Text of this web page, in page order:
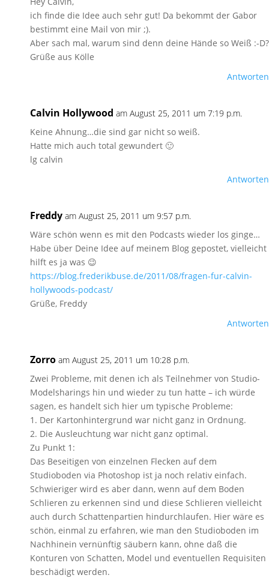
ich finde die Idee auch sehr gut! Da bekommt der Gabor
bestimmt eine Mail von mir ;).
Aber sach mal, warum sind denn deine Hände so Weiß :-D?
Grüße aus Kölle
Antworten
Calvin Hollywood am August 25, 2011 um 7:19 p.m.
Keine Ahnung…die sind gar nicht so weiß.
Hatte mich auch total gewundert 🙂
lg calvin
Antworten
Freddy am August 25, 2011 um 9:57 p.m.
Wäre schön wenn es mit den Podcasts wieder los ginge…
Habe über Deine Idee auf meinem Blog gepostet, vielleicht
hilft es ja was 😉
https://blog.frederikbuse.de/2011/08/fragen-fur-calvin-
hollywoods-podcast/
Grüße, Freddy
Antworten
Zorro am August 25, 2011 um 10:28 p.m.
Zwei Probleme, mit denen ich als Teilnehmer von Studio-
Modelsharings hin und wieder zu tun hatte – ich würde
sagen, es handelt sich hier um typische Probleme:
1. Der Kartonhintergrund war nicht ganz in Ordnung.
2. Die Ausleuchtung war nicht ganz optimal.
Zu Punkt 1:
Das Beseitigen von einzelnen Flecken auf dem
Studioboden via Photoshop ist ja noch relativ einfach.
Schwieriger wird es aber dann, wenn auf dem Boden
Schlieren zu erkennen sind und diese Schlieren vielleicht
auch durch Schattenpartien hindurchlaufen. Hier wäre es
schön, einmal zu erfahren, wie man den Studioboden im
Nachhinein vernünftig säubern kann, ohne daß die
Konturen von Schatten, Model und eventuellen Requisiten
beschädigt werden.